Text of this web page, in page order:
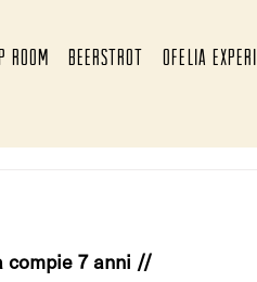
ROOM BEERSTROT OFELIA
compie 7 anni //